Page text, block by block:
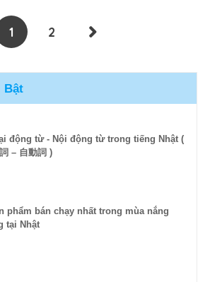
1 2
Bật
động từ - Nội động từ trong tiếng Nhật (
– 自動詞 )
phẩm bán chạy nhất trong mùa nắng
tại Nhật